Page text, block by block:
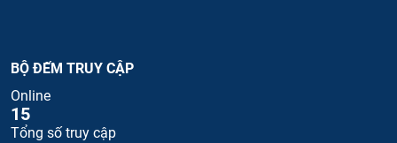
BỘ ĐẾM TRUY CẬP
Online
15
Tổng số truy cập